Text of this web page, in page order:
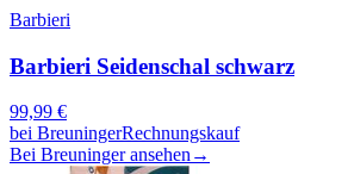
Barbieri
Barbieri Seidenschal schwarz
99,99 €
bei BreuningerRechnungskauf
Bei Breuninger ansehen →